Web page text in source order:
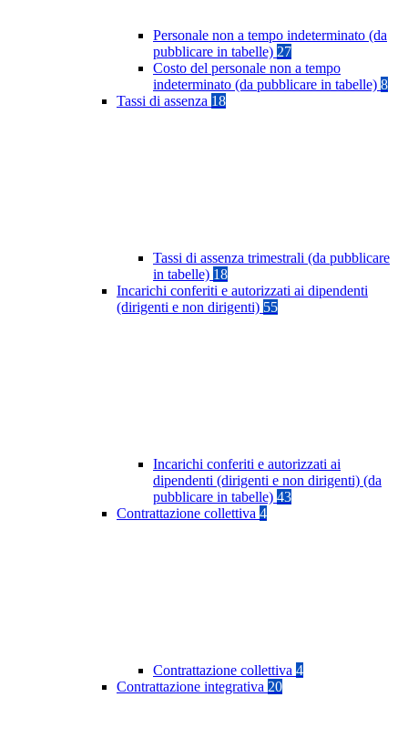
Personale non a tempo indeterminato (da
pubblicare in tabelle) 27
Costo del personale non a tempo
indeterminato (da pubblicare in tabelle) 8
Tassi di assenza 18
Tassi di assenza trimestrali (da pubblicare
in tabelle) 18
Incarichi conferiti e autorizzati ai dipendenti
(dirigenti e non dirigenti) 55
Incarichi conferiti e autorizzati ai
dipendenti (dirigenti e non dirigenti) (da
pubblicare in tabelle) 43
Contrattazione collettiva 4
Contrattazione collettiva 4
Contrattazione integrativa 20